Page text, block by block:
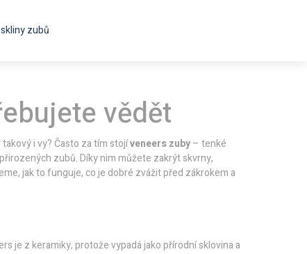
zubů
vědět
i vy? Často za tím stojíveneers zuby– tenké
zubů. Díky nim můžete zakrýt skvrny,
jak to funguje, co je dobré zvážit před zákrokem a
je z keramiky, protože vypadá jako přírodní sklovina a